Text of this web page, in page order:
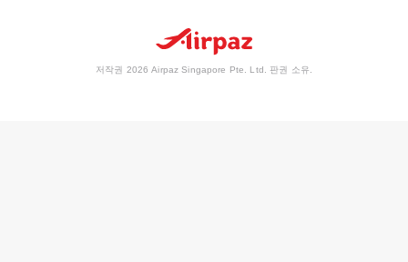
저작권 2026 Airpaz Singapore Pte. Ltd. 판권 소유.